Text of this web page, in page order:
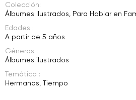
Colección:
Álbumes Ilustrados, Para Hablar en
Edades :
A partir de 5 años
Géneros :
Álbumes ilustrados
Temática :
Hermanos, Tiempo